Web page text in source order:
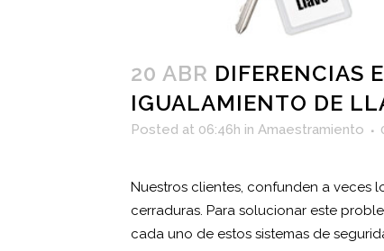
20 ABR DIFERENCIAS
IGUALAMIENTO DE
Posted at 06:46h in Amaestramiento
Nuestros clientes, confunden a veces
cerraduras. Para solucionar este
cada uno de estos sistemas de